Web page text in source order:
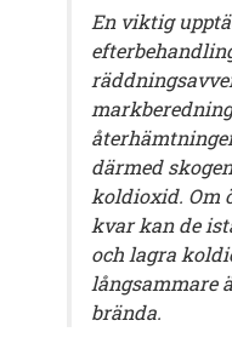
En viktig
därmed
koldioxid. Om
kvar kan de
och lagra
långsammare
brända.